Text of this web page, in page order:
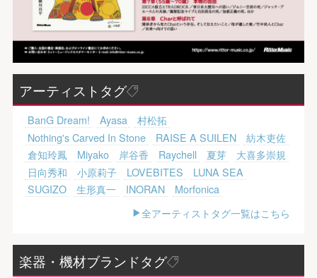
アーティストタグ
BanG Dream! Ayasa
村松拓
Nothing's Carved In Stone
RAISE A SUILEN
紡木吏佐
倉知玲鳳
Miyako 岸谷香 Raychell 夏芽
大喜多崇規
日向秀和
小原莉子 LOVEBITES
LUNA SEA
SUGIZO
生形真一 INORAN
Morfonica
全アーティストタグ一覧はこちら
楽器・機材ブランドタグ